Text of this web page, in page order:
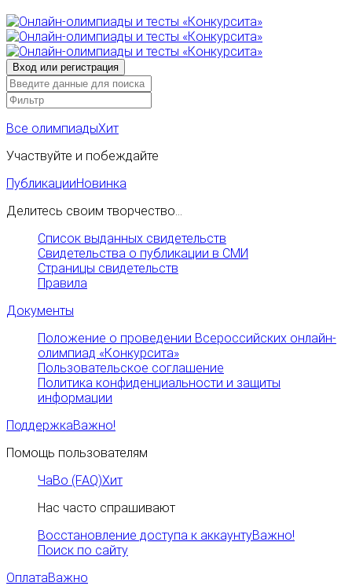
Все олимпиадыХит
Участвуйте и побеждайте
ПубликацииНовинка
Делитесь своим творчество...
Список выданных свидетельств
Свидетельства о публикации в СМИ
Страницы свидетельств
Правила
Документы
Положение о проведении Всероссийских онлайн-
олимпиад «Конкурсита»
Пользовательское соглашение
Политика конфиденциальности и защиты
информации
ПоддержкаВажно!
Помощь пользователям
ЧаВо (FAQ)Хит
Нас часто спрашивают
Восстановление доступа к аккаунтуВажно!
Поиск по сайту
ОплатаВажно